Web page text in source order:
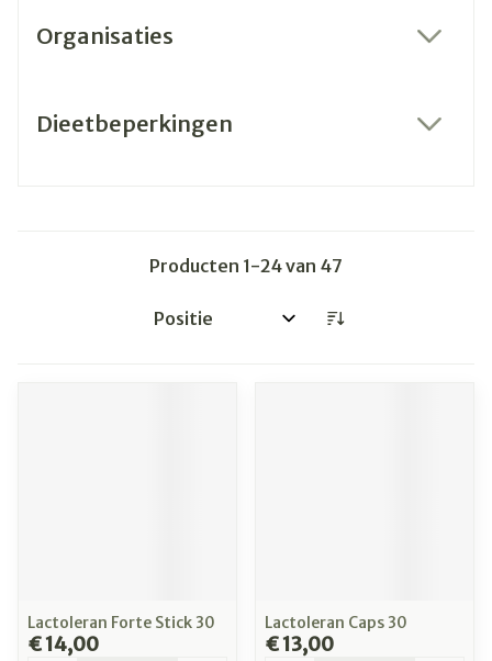
Organisaties
Dieetbeperkingen
Producten 1-24van 47
Sorteer op:
Lactoleran Forte Stick 30
€ 14,00
Lactoleran Caps 30
€ 13,00